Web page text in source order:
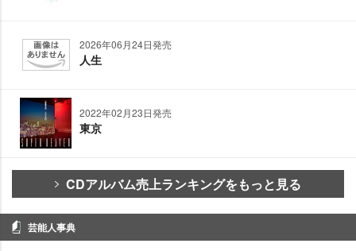
2026年06月24日発売
人生
2022年02月23日発売
東京
CDアルバム売上ランキングをもっと見る
芸能人事典